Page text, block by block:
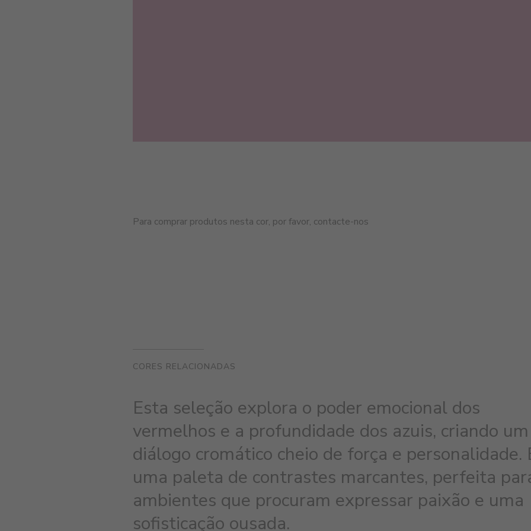
Para comprar produtos nesta cor, por favor, contacte-nos
CORES RELACIONADAS
Esta seleção explora o poder emocional dos
vermelhos e a profundidade dos azuis, criando um
diálogo cromático cheio de força e personalidade.
uma paleta de contrastes marcantes, perfeita
ambientes que procuram expressar paixão e uma
sofisticação ousada.